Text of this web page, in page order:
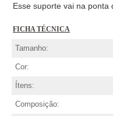
Esse suporte vai na ponta
FICHA TÉCNICA
Tamanho:
Cor:
Ítens:
Composição: